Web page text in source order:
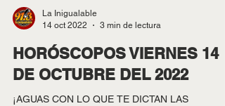
14 oct 2022
3 min de lectura
HORÓSCOPOS VIERNES 14
DE OCTUBRE DEL 2022